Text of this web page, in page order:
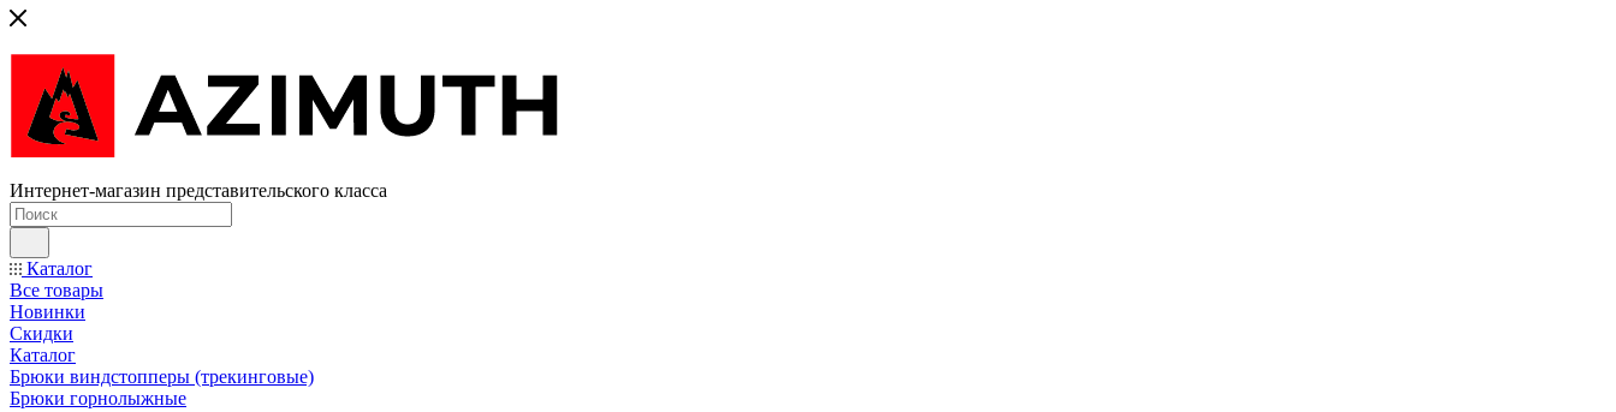
Интернет-магазин представительского класса
Каталог
Все товары
Новинки
Скидки
Каталог
Брюки виндстопперы (трекинговые)
Брюки горнолыжные